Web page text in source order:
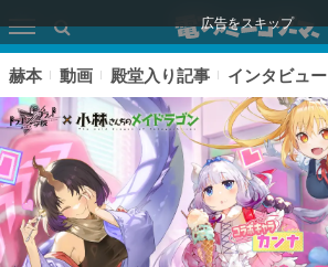
広告をスキップ
赫本 動画 殿堂入り記事 インタビュー